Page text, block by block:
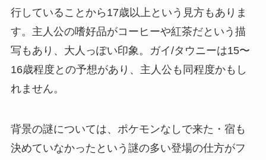
行していることから17歳以上という見方もありま
す。主人公の嗜好品がコーヒーや紅茶だという描
写もあり、大人っぽい印象。ガイ/タウニーは15〜
16歳程度との予想があり、主人公も同程度かもし
れません。
背景の謎については、ポケモンなしで来た・宿も
決めていなかったという謎の多い登場の仕方がフ